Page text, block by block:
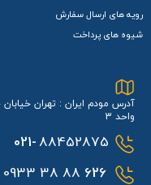
رویه های ارسال سفارش
شیوه های پرداخت
آدرس مودم ایران : تهران
واحد 3
021-88452875
626
88 38 0933